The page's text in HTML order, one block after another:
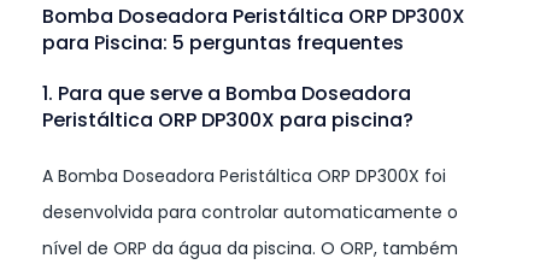
Bomba Doseadora Peristáltica ORP DP300X
para Piscina: 5 perguntas frequentes
1. Para que serve a Bomba Doseadora
Peristáltica ORP DP300X para piscina?
A Bomba Doseadora Peristáltica ORP DP300X foi
desenvolvida para controlar automaticamente o
nível de ORP da água da piscina. O ORP, também